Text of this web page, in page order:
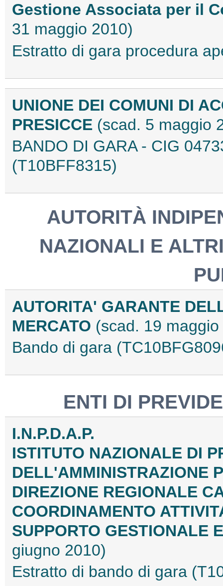
Gestione Associata per il
31 maggio 2010)
Estratto di gara procedura
UNIONE DEI COMUNI DI
PRESICCE (scad. 5 maggio
BANDO DI GARA - CIG
(T10BFF8315)
AUTORITÀ
NAZIONALI E
AUTORITA' GARANTE
MERCATO (scad. 19
Bando di gara
ENTI DI
I.N.P.D.A.P.
ISTITUTO NAZIONALE DI
DELL'AMMINISTRAZIONE
DIREZIONE REGIONALE
COORDINAMENTO
SUPPORTO GESTIONALE
giugno 2010)
Estratto di bando di gara